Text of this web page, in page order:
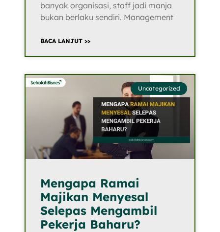
banyak organisasi, staff jadi manja
bukan berlaku sendiri. Management
BACA LANJUT >>
Uncategorized
Mengapa Ramai
Majikan Menyesal
Selepas Mengambil
Pekerja Baharu?